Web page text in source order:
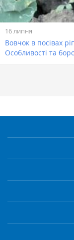
16 липня
Вовчок в посівах
Особливості та